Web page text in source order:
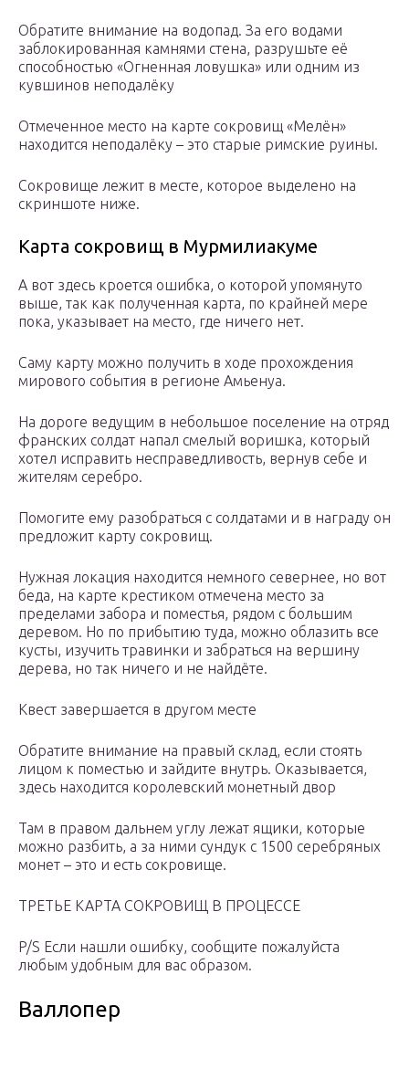
Обратите внимание на водопад. За его водами
заблокированная камнями стена, разрушьте её
способностью «Огненная ловушка» или одним из
кувшинов неподалёку
Отмеченное место на карте сокровищ «Мелён»
находится неподалёку – это старые римские руины.
Сокровище лежит в месте, которое выделено на
скриншоте ниже.
Карта сокровищ в Мурмилиакуме
А вот здесь кроется ошибка, о которой упомянуто
выше, так как полученная карта, по крайней мере
пока, указывает на место, где ничего нет.
Саму карту можно получить в ходе прохождения
мирового события в регионе Амьенуа.
На дороге ведущим в небольшое поселение на отряд
франских солдат напал смелый воришка, который
хотел исправить несправедливость, вернув себе и
жителям серебро.
Помогите ему разобраться с солдатами и в награду он
предложит карту сокровищ.
Нужная локация находится немного севернее, но вот
беда, на карте крестиком отмечена место за
пределами забора и поместья, рядом с большим
деревом. Но по прибытию туда, можно облазить все
кусты, изучить травинки и забраться на вершину
дерева, но так ничего и не найдёте.
Квест завершается в другом месте
Обратите внимание на правый склад, если стоять
лицом к поместью и зайдите внутрь. Оказывается,
здесь находится королевский монетный двор
Там в правом дальнем углу лежат ящики, которые
можно разбить, а за ними сундук с 1500 серебряных
монет – это и есть сокровище.
ТРЕТЬЕ КАРТА СОКРОВИЩ В ПРОЦЕССЕ
P/S Если нашли ошибку, сообщите пожалуйста
любым удобным для вас образом.
Валлопер